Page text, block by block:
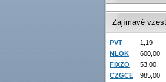
Zajímavé
PVT 1,19
NLOK
600,00
FIXZO
53,00
CZGCE
985,00